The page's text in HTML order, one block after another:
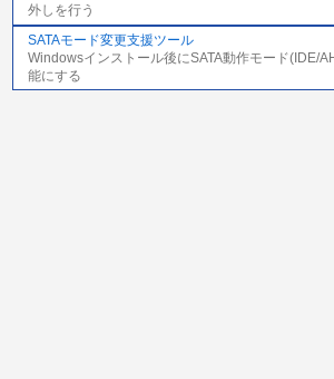
外しを行う
SATAモード変更支援ツール
Windowsインストール後にSATA動作モード(IDE/
能にする